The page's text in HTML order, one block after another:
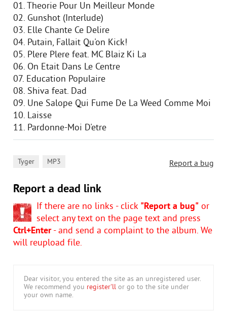
01. Theorie Pour Un Meilleur Monde
02. Gunshot (Interlude)
03. Elle Chante Ce Delire
04. Putain, Fallait Qu'on Kick!
05. Plere Plere feat. MC Blaiz Ki La
06. On Etait Dans Le Centre
07. Education Populaire
08. Shiva feat. Dad
09. Une Salope Qui Fume De La Weed Comme Moi
10. Laisse
11. Pardonne-Moi D'etre
Report a bug
Tyger MP3
Report a dead link
If there are no links - click "Report a bug" or
select any text on the page text and press
Ctrl+Enter- and send a complaint to the album. We
will reupload file.
Dear visitor, you entered the site as an unregistered user.
We recommend you register'll or go to the site under
your own name.